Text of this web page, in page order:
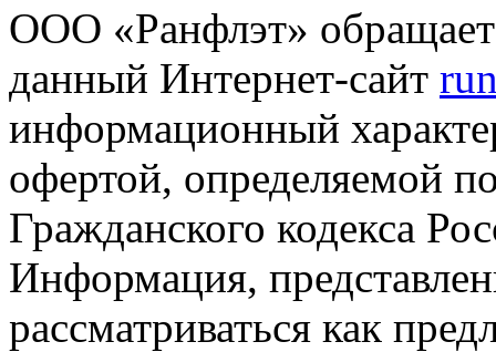
ООО «Ранфлэт»
данный Интернет-сайт
информационный
офертой, определяемой
Гражданского кодекса
Информация,
рассматриваться как